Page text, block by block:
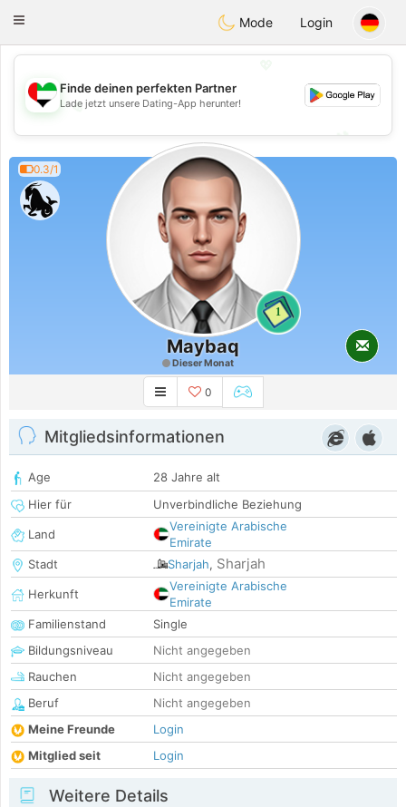
EmiratesChat
Toggle
Mode Login
💖
💕
💕
Finde deinen perfekten Partner
Lade jetzt unsere Dating-App herunter!
0.3/1
1
Maybaq
Dieser Monat
0
Mitgliedsinformationen
Age
28 Jahre alt
Hier für
Unverbindliche Beziehung
Land
Vereinigte Arabische
Emirate
Stadt
Sharjah, Sharjah
Herkunft
Vereinigte Arabische
Emirate
Familienstand
Single
Bildungsniveau
Nicht angegeben
Rauchen
Nicht angegeben
Beruf
Nicht angegeben
Meine Freunde
Login
Mitglied seit
Login
Weitere Details